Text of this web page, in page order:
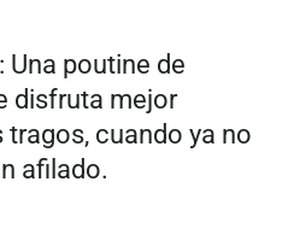
Una poutine de
disfruta mejor
tragos, cuando ya no
afilado.